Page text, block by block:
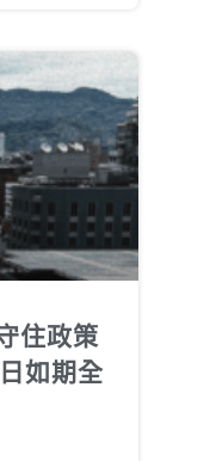
住政策
如期全